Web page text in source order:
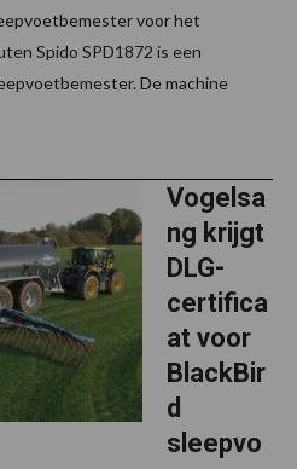
voor het
Spido SPD1872 is een
De machine
Vogelsa
ng krijgt
DLG-
certifica
at voor
BlackBir
d
sleepvo